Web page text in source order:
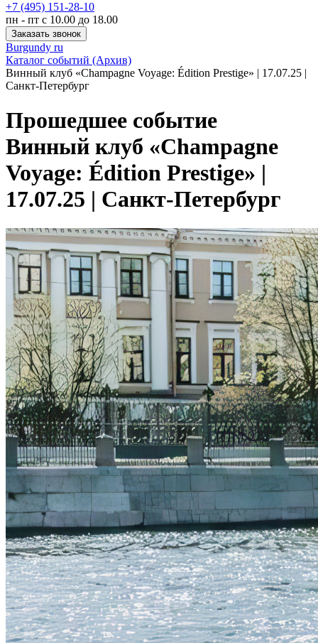
+7 (495) 151-28-10
пн - пт с 10.00 до 18.00
Заказать звонок
Burgundy ru
Каталог событий (Архив)
Винный клуб «Champagne Voyage: Édition Prestige» | 17.07.25 |
Санкт-Петербург
Прошедшее событие
Винный клуб «Champagne
Voyage: Édition Prestige» |
17.07.25 | Санкт-Петербург